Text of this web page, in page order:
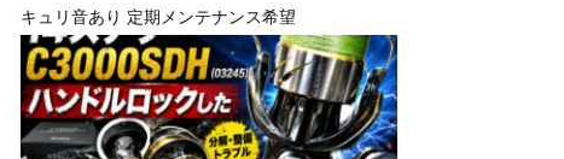
キュリ音あり 定期メンテナンス希望